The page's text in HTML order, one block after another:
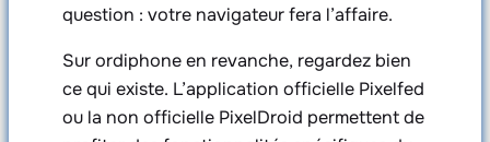
question : votre navigateur fera l’affaire.
Sur ordiphone en revanche, regardez bien
ce qui existe. L’application officielle Pixelfed
ou la non officielle PixelDroid permettent de